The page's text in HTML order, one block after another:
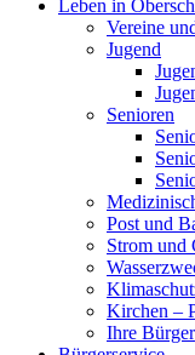
Leben in
Vereine
Jugend
Senioren
Post und
Strom und
Kirchen –
Ihre